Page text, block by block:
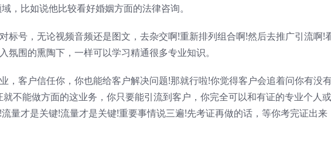
，比如说他比较看好婚姻方面的法律咨询。
标号，无论视频音频还是图文，去杂交啊!重新排列组合啊!然后去推广引流啊!
氛围的熏陶下，一样可以学习精通很多专业知识。
，客户信任你，你也能给客户解决问题!那就行啦!你觉得客户会追着问你有没
不能做方面的这业务，你只要能引流到客户，你完全可以和有证的专业个人
量才是关键!流量才是关键!重要事情说三遍!先考证再做的话，等你考完证出来